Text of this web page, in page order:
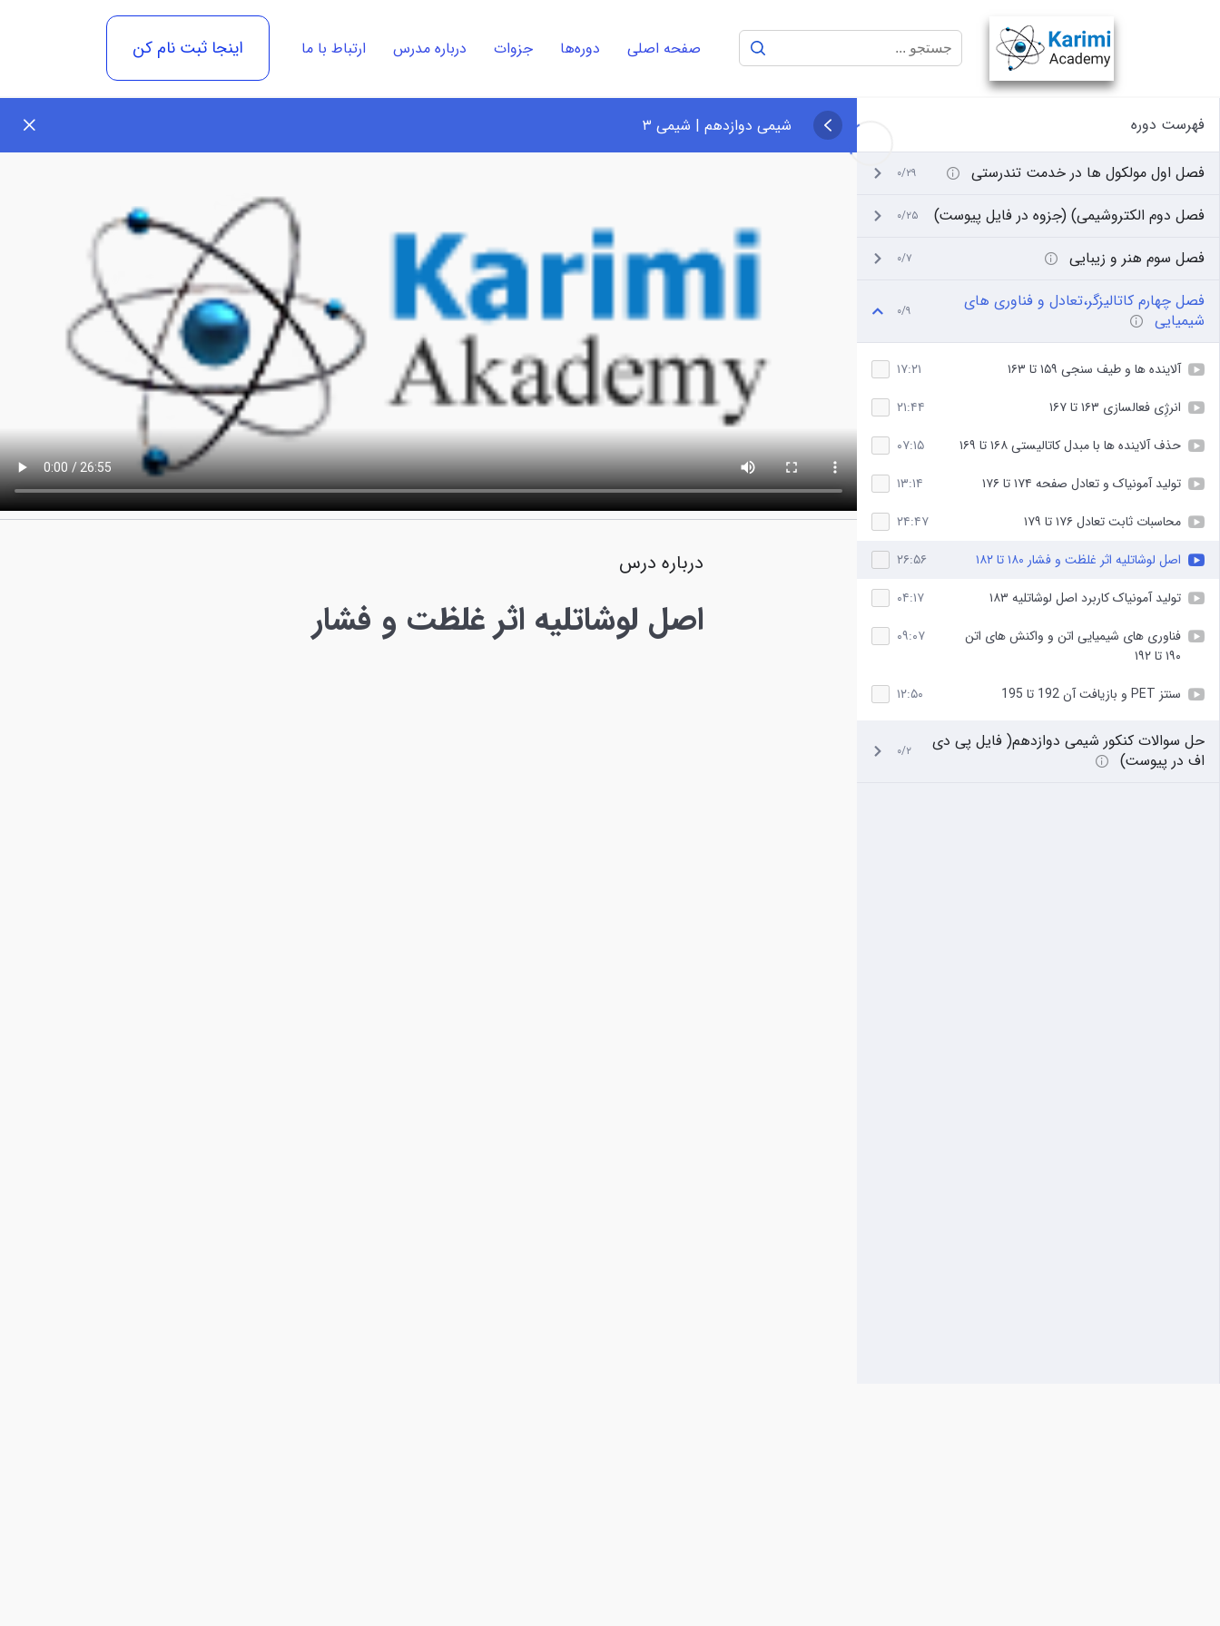
صفحه اصلی دوره‌ها جزوات درباره مدرس ارتباط با ما اینجا ثبت نام کن
فهرست دوره
فصل اول مولکول ها در خدمت تندرستی ۰/۲۹
فصل دوم الکتروشیمی) (جزوه در فایل پیوست) ۰/۲۵
فصل سوم هنر و زیبایی ۰/۷
فصل چهارم کاتالیزگر،تعادل و فناوری های
شیمیایی
۰/۹
آلاینده ها و طیف سنجی ۱۵۹ تا ۱۶۳
۱۷:۲۱
انرژِی فعالسازی ۱۶۳ تا ۱۶۷
۲۱:۴۴
حذف آلاینده ها با مبدل کاتالیستی ۱۶۸ تا ۱۶۹
۰۷:۱۵
تولید آمونیاک و تعادل صفحه ۱۷۴ تا ۱۷۶
۱۳:۱۴
محاسبات ثابت تعادل ۱۷۶ تا ۱۷۹
۲۴:۴۷
اصل لوشاتلیه اثر غلظت و فشار ۱۸۰ تا ۱۸۲
۲۶:۵۶
تولید آمونیاک کاربرد اصل لوشاتلیه ۱۸۳
۰۴:۱۷
فناوری های شیمیایی اتن و واکنش های اتن
۱۹۰ تا ۱۹۲
۰۹:۰۷
سنتز PET و بازیافت آن 192 تا 195 ۱۲:۵۰
حل سوالات کنکور شیمی دوازدهم( فایل پی دی
اف در پیوست)
۰/۲
شیمی دوازدهم | شیمی ۳
درباره درس
اصل لوشاتلیه اثر غلظت و فشار